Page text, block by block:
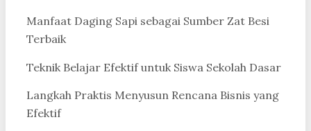
Manfaat Daging Sapi sebagai Sumber Zat Besi
Terbaik
Teknik Belajar Efektif untuk Siswa Sekolah Dasar
Langkah Praktis Menyusun Rencana Bisnis yang
Efektif